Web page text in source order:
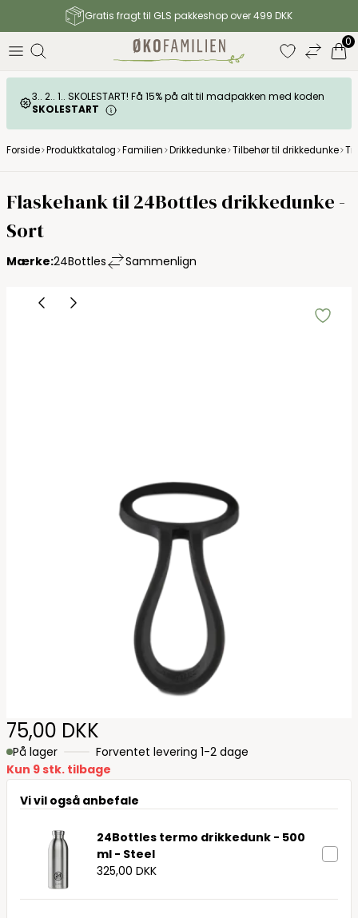
Gratis fragt til GLS pakkeshop over 499 DKK
0
3.. 2.. 1.. SKOLESTART! Få 15% på alt til madpakken med koden
SKOLESTART
Forside Produktkatalog Familien Drikkedunke Tilbehør til drikkedunke
Flaskehank til 24Bottles drikkedunke -
Sort
Mærke:24Bottles Sammenlign
75,00 DKK
På lager
Forventet levering 1-2 dage
Kun 9 stk. tilbage
Vi vil også anbefale
24Bottles termo drikkedunk - 500
ml - Steel
325,00 DKK